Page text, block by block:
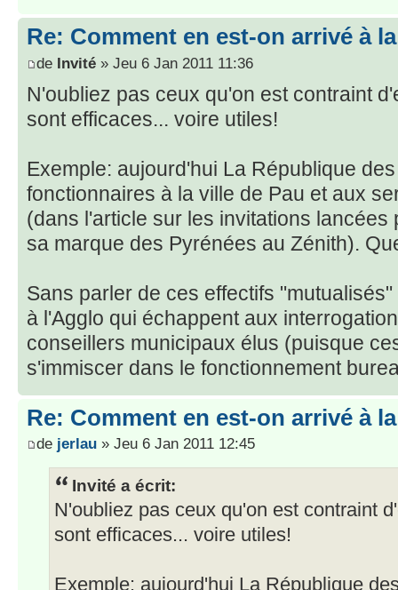
Re: Comment en est-on arrivé à
de Invité » Jeu 6 Jan 2011 11:36
N'oubliez pas ceux qu'on est contraint
sont efficaces... voire utiles!
Exemple: aujourd'hui La République
fonctionnaires à la ville de Pau et aux
(dans l'article sur les invitations
sa marque des Pyrénées au Zénith).
Sans parler de ces effectifs
à l'Agglo qui échappent aux
conseillers municipaux élus (puisque
s'immiscer dans le fonctionnement
Re: Comment en est-on arrivé à
de jerlau » Jeu 6 Jan 2011 12:45
Invité a écrit:
N'oubliez pas ceux qu'on est contraint
sont efficaces... voire utiles!
Exemple: aujourd'hui La République